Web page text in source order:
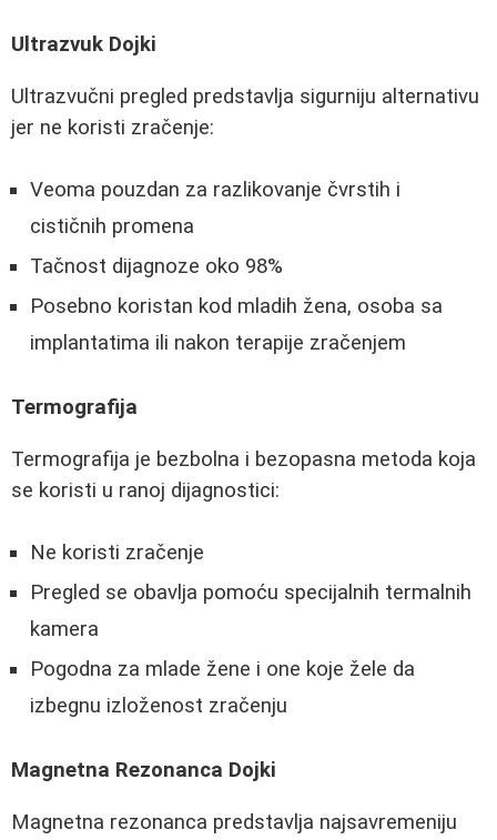
Ultrazvuk Dojki
Ultrazvučni pregled predstavlja sigurniju alternativu
jer ne koristi zračenje:
Veoma pouzdan za razlikovanje čvrstih i
cističnih promena
Tačnost dijagnoze oko 98%
Posebno koristan kod mladih žena, osoba sa
implantatima ili nakon terapije zračenjem
Termografija
Termografija je bezbolna i bezopasna metoda koja
se koristi u ranoj dijagnostici:
Ne koristi zračenje
Pregled se obavlja pomoću specijalnih termalnih
kamera
Pogodna za mlade žene i one koje žele da
izbegnu izloženost zračenju
Magnetna Rezonanca Dojki
Magnetna rezonanca predstavlja najsavremeniju